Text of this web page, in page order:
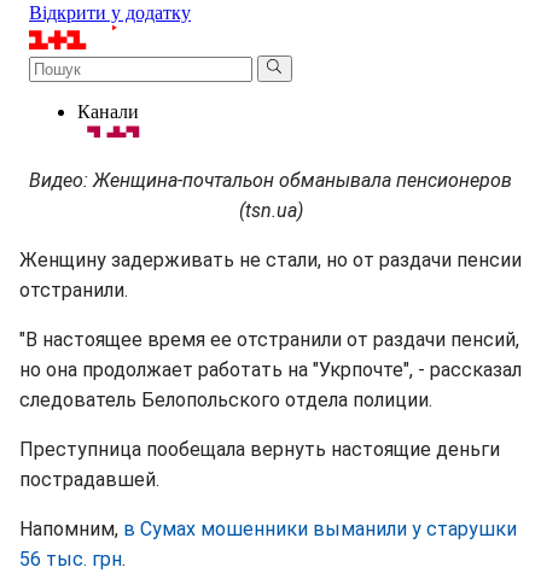
Видео: Женщина-почтальон обманывала пенсионеров
(tsn.ua)
Женщину задерживать не стали, но от раздачи пенсии
отстранили.
"В настоящее время ее отстранили от раздачи пенсий,
но она продолжает работать на "Укрпочте", - рассказал
следователь Белопольского отдела полиции.
Преступница пообещала вернуть настоящие деньги
пострадавшей.
Напомним, в Сумах мошенники выманили у старушки
56 тыс. грн.